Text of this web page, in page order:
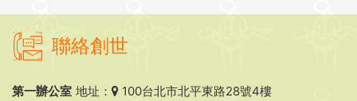
聯絡創世
第一辦公室 地址：
100台北市北平東路28號4樓